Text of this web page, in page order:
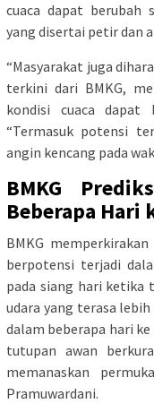
cuaca dapat berubah
yang disertai petir dan
“Masyarakat juga
terkini dari BMKG,
kondisi cuaca dapat
“Termasuk potensi
angin kencang pada
BMKG
Beberapa Hari
BMKG
berpotensi terjadi
pada siang hari ketika
udara yang terasa
dalam beberapa hari
tutupan awan
memanaskan
Pramuwardani.